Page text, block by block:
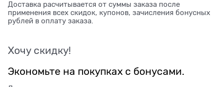
Доставка расчитывается от суммы заказа после
применения всех скидок, купонов, зачисления бонусных
рублей в оплату заказа.
Хочу скидку!
Экономьте на покупках с бонусами.